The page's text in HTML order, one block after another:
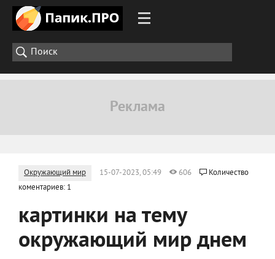
Окружающий мир 15-07-2023, 05:49 606
Количество
коментариев: 1
картинки на тему
окружающий мир днем